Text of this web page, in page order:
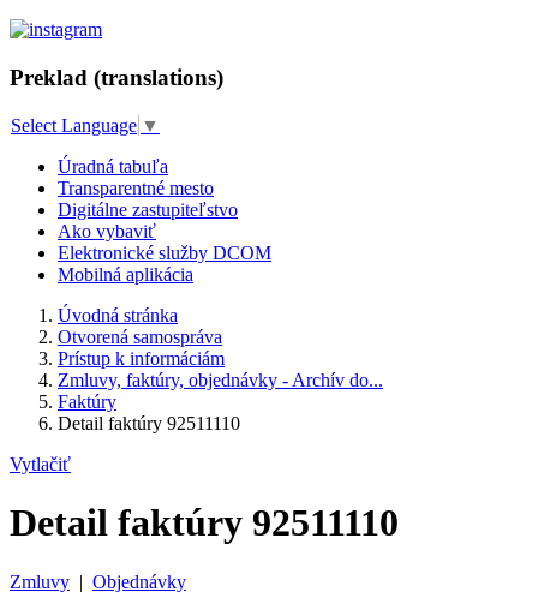
Preklad (translations)
Select Language ▼
Úradná tabuľa
Transparentné mesto
Digitálne zastupiteľstvo
Ako vybaviť
Elektronické služby DCOM
Mobilná aplikácia
Úvodná stránka
Otvorená samospráva
Prístup k informáciám
Zmluvy, faktúry, objednávky - Archív do...
Faktúry
Detail faktúry 92511110
Vytlačiť
Detail faktúry 92511110
Zmluvy | Objednávky